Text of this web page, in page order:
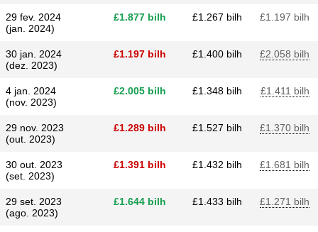
29 fev. 2024
(jan. 2024)
£​1.877 bilh £​1.267 bilh £​1.197 bilh
30 jan. 2024
(dez. 2023)
£​1.197 bilh £​1.400 bilh £​2.058 bilh
4 jan. 2024
(nov. 2023)
£​2.005 bilh £​1.348 bilh £​1.411 bilh
29 nov. 2023
(out. 2023)
£​1.289 bilh £​1.527 bilh £​1.370 bilh
30 out. 2023
(set. 2023)
£​1.391 bilh £​1.432 bilh £​1.681 bilh
29 set. 2023
(ago. 2023)
£​1.644 bilh £​1.433 bilh £​1.271 bilh